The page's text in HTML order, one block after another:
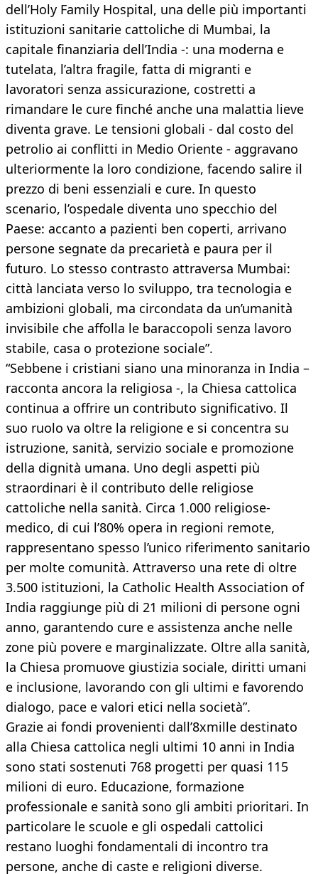
dell’Holy Family Hospital, una delle più importanti
istituzioni sanitarie cattoliche di Mumbai, la
capitale finanziaria dell’India -: una moderna e
tutelata, l’altra fragile, fatta di migranti e
lavoratori senza assicurazione, costretti a
rimandare le cure finché anche una malattia lieve
diventa grave. Le tensioni globali - dal costo del
petrolio ai conflitti in Medio Oriente - aggravano
ulteriormente la loro condizione, facendo salire il
prezzo di beni essenziali e cure. In questo
scenario, l’ospedale diventa uno specchio del
Paese: accanto a pazienti ben coperti, arrivano
persone segnate da precarietà e paura per il
futuro. Lo stesso contrasto attraversa Mumbai:
città lanciata verso lo sviluppo, tra tecnologia e
ambizioni globali, ma circondata da un’umanità
invisibile che affolla le baraccopoli senza lavoro
stabile, casa o protezione sociale”.
“Sebbene i cristiani siano una minoranza in India –
racconta ancora la religiosa -, la Chiesa cattolica
continua a offrire un contributo significativo. Il
suo ruolo va oltre la religione e si concentra su
istruzione, sanità, servizio sociale e promozione
della dignità umana. Uno degli aspetti più
straordinari è il contributo delle religiose
cattoliche nella sanità. Circa 1.000 religiose-
medico, di cui l’80% opera in regioni remote,
rappresentano spesso l’unico riferimento sanitario
per molte comunità. Attraverso una rete di oltre
3.500 istituzioni, la Catholic Health Association of
India raggiunge più di 21 milioni di persone ogni
anno, garantendo cure e assistenza anche nelle
zone più povere e marginalizzate. Oltre alla sanità,
la Chiesa promuove giustizia sociale, diritti umani
e inclusione, lavorando con gli ultimi e favorendo
dialogo, pace e valori etici nella società”.
Grazie ai fondi provenienti dall’8xmille destinato
alla Chiesa cattolica negli ultimi 10 anni in India
sono stati sostenuti 768 progetti per quasi 115
milioni di euro. Educazione, formazione
professionale e sanità sono gli ambiti prioritari. In
particolare le scuole e gli ospedali cattolici
restano luoghi fondamentali di incontro tra
persone, anche di caste e religioni diverse.